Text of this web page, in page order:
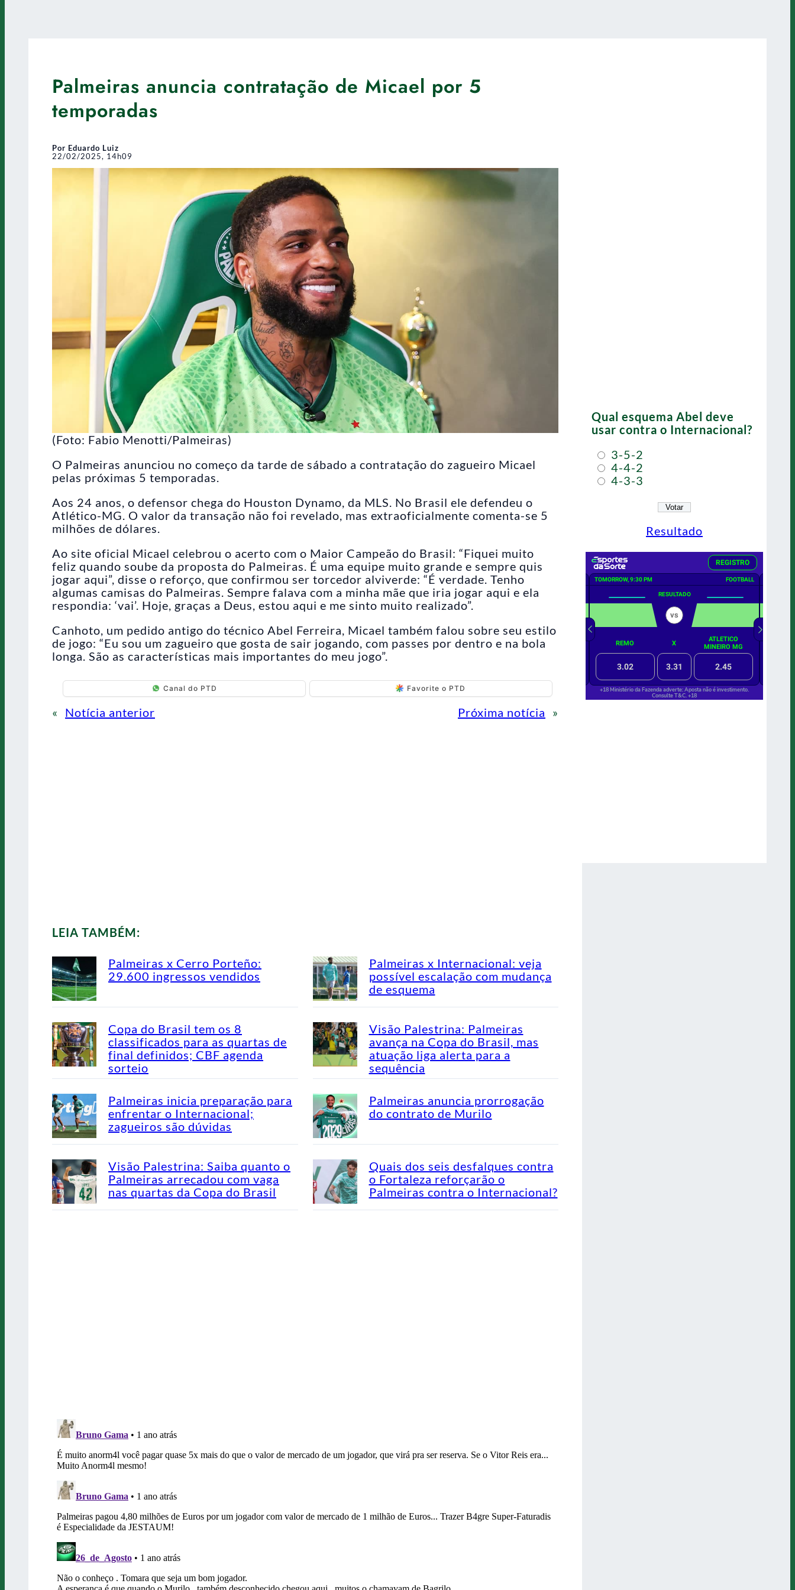
Palmeiras anuncia contratação de Micael por 5
temporadas
Por Eduardo Luiz
22/02/2025, 14h09
(Foto: Fabio Menotti/Palmeiras)
O Palmeiras anunciou no começo da tarde de sábado a contratação do zagueiro Micael
pelas próximas 5 temporadas.
Aos 24 anos, o defensor chega do Houston Dynamo, da MLS. No Brasil ele defendeu o
Atlético-MG. O valor da transação não foi revelado, mas extraoficialmente comenta-se 5
milhões de dólares.
Ao site oficial Micael celebrou o acerto com o Maior Campeão do Brasil: “Fiquei muito
feliz quando soube da proposta do Palmeiras. É uma equipe muito grande e sempre quis
jogar aqui”, disse o reforço, que confirmou ser torcedor alviverde: “É verdade. Tenho
algumas camisas do Palmeiras. Sempre falava com a minha mãe que iria jogar aqui e ela
respondia: ‘vai’. Hoje, graças a Deus, estou aqui e me sinto muito realizado”.
Canhoto, um pedido antigo do técnico Abel Ferreira, Micael também falou sobre seu estilo
de jogo: “Eu sou um zagueiro que gosta de sair jogando, com passes por dentro e na bola
longa. São as características mais importantes do meu jogo”.
Canal do PTD Favorite o PTD
« Notícia anterior Próxima notícia »
LEIA TAMBÉM:
Palmeiras x Cerro Porteño:
29.600 ingressos vendidos
Palmeiras x Internacional: veja
possível escalação com mudança
de esquema
Copa do Brasil tem os 8
classificados para as quartas de
final definidos; CBF agenda
sorteio
Visão Palestrina: Palmeiras
avança na Copa do Brasil, mas
atuação liga alerta para a
sequência
Palmeiras inicia preparação para
enfrentar o Internacional;
zagueiros são dúvidas
Palmeiras anuncia prorrogação
do contrato de Murilo
Visão Palestrina: Saiba quanto o
Palmeiras arrecadou com vaga
nas quartas da Copa do Brasil
Quais dos seis desfalques contra
o Fortaleza reforçarão o
Palmeiras contra o Internacional?
Qual esquema Abel deve
usar contra o Internacional?
3-5-2
4-4-2
4-3-3
Resultado